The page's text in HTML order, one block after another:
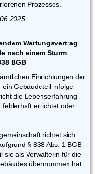
Prozesses.
Wartungsvertrag
nach einem Sturm
BGB
Einrichtungen der
ein Gebäudeteil infolge
die Lebenserfahrung
fehlerhaft errichtet oder
richtet sich
§ 838 Abs. 1 BGB
sie als Verwalterin für die
übernommen hat.